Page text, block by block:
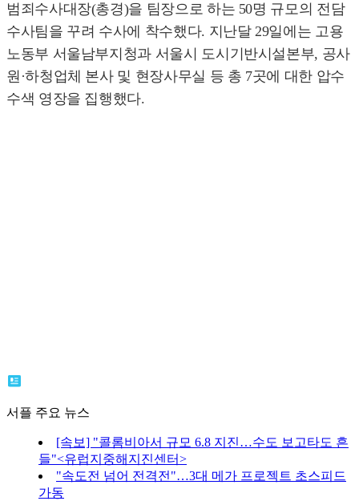
범죄수사대장(총경)을 팀장으로 하는 50명 규모의 전담
수사팀을 꾸려 수사에 착수했다. 지난달 29일에는 고용
노동부 서울남부지청과 서울시 도시기반시설본부, 공사
원·하청업체 본사 및 현장사무실 등 총 7곳에 대한 압수
수색 영장을 집행했다.
서플 주요 뉴스
[속보] "콜롬비아서 규모 6.8 지진…수도 보고타도 흔
들"<유럽지중해지진센터>
"속도전 넘어 전격전"…3대 메가 프로젝트 초스피드
가동